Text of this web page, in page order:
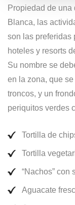
Propiedad de
Blanca, las
son las preferidas
hoteles y resorts
Su nombre se
en la zona, que
troncos, y un
periquitos verdes
Tortilla de
Tortilla
“Nachos” con
Aguacate